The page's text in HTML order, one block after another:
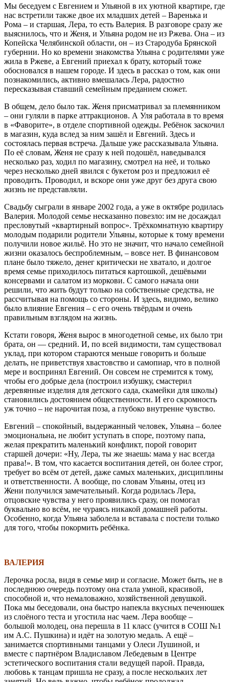
Мы беседуем с Евгением и Ульяной в их уютной квартире, где
нас встретили также двое их младших детей – Варенька и
Рома – и старшая, Лера, то есть Валерия. В разговоре сразу же
выяснилось, что и Женя, и Ульяна родом не из Ржева. Она – из
Копейска Челябинской области, он – из Стародуба Брянской
губернии. Но ко времени знакомства Ульяна с родителями уже
жила в Ржеве, а Евгений приехал к брату, который тоже
обосновался в нашем городе. И здесь в рассказ о том, как они
познакомились, активно вмешалась Лера, радостно
пересказывая ставший семейным преданием сюжет.
В общем, дело было так. Женя присматривал за племянником
– они гуляли в парке аттракционов. А Уля работала в то время
в «Фаворите», в отделе спортивной одежды. Ребёнок заскочил
в магазин, куда вслед за ним зашёл и Евгений. Здесь и
состоялась первая встреча. Дальше уже рассказывала Ульяна.
По её словам, Женя не сразу к ней подошёл, наведывался
несколько раз, ходил по магазину, смотрел на неё, и только
через несколько дней явился с букетом роз и предложил её
проводить. Проводил, и вскоре они уже друг без друга свою
жизнь не представляли.
Свадьбу сыграли в январе 2002 года, а уже в октябре родилась
Валерия. Молодой семье несказанно повезло: им не досаждал
пресловутый «квартирный вопрос». Трёхкомнатную квартиру
молодым подарили родители Ульяны, которые к тому времени
получили новое жильё. Но это не значит, что начало семейной
жизни оказалось беспроблемным, – вовсе нет. В финансовом
плане было тяжело, денег критически не хватало, и долгое
время семье приходилось питаться картошкой, дешёвыми
консервами и салатом из моркови. С самого начала они
решили, что жить будут только на собственные средства, не
рассчитывая на помощь со стороны. И здесь, видимо, велико
было влияние Евгения – с его очень твёрдым и очень
правильным взглядом на жизнь.
Кстати говоря, Женя вырос в многодетной семье, их было три
брата, он — средний. И, по всей видимости, там существовал
уклад, при котором стараются меньше говорить и больше
делать, не приветствуя хвастовство и самопиар, что в полной
мере и воспринял Евгений. Он совсем не стремится к тому,
чтобы его добрые дела (построил избушку, смастерил
деревянные изделия для детского сада, скамейки для школы)
становились достоянием общественности. И его скромность
уж точно – не нарочитая поза, а глубоко внутренне чувство.
Евгений – спокойный, выдержанный человек, Ульяна – более
эмоциональна, не любит уступать в споре, поэтому папа,
желая прекратить маленький конфликт, порой говорит
старшей дочери: «Ну, Лера, ты же знаешь: мама у нас всегда
права!». В том, что касается воспитания детей, он более строг,
требует во всём от детей, даже самых маленьких, дисциплины
и ответственности. А вообще, по словам Ульяны, отец из
Жени получился замечательный. Когда родилась Лера,
отцовские чувства у него проявились сразу, он помогал
буквально во всём, не чураясь никакой домашней работы.
Особенно, когда Ульяна заболела и вставала с постели только
для того, чтобы покормить ребёнка.
ВАЛЕРИЯ
Лерочка росла, видя в семье мир и согласие. Может быть, не в
последнюю очередь поэтому она стала умной, красивой,
способной и, что немаловажно, хозяйственной девушкой.
Пока мы беседовали, она быстро напекла вкусных печенюшек
из слоёного теста и угостила нас чаем. Лера вообще –
большой молодец, она перешла в 11 класс (учится в СОШ №1
им А.С. Пушкина) и идёт на золотую медаль. А ещё –
занимается спортивными танцами у Олеси Лушиной, и
вместе с партнёром Владиславом Лебедевым в Центре
эстетического воспитания стали ведущей парой. Правда,
любовь к танцам пришла не сразу, а после нескольких лет